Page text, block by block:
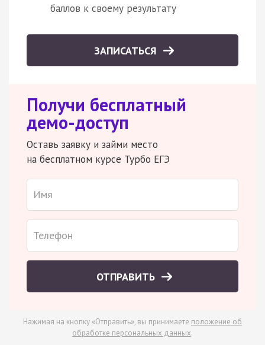
баллов к своему результату
ЗАПИСАТЬСЯ
Получи бесплатный
демо-доступ
Оставь заявку и займи место
на бесплатном курсе Турбо ЕГЭ
ОТПРАВИТЬ
Нажимая на кнопку «Отправить», вы принимаете положение об
обработке персональных данных.